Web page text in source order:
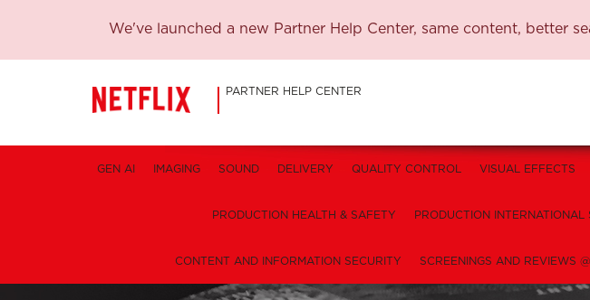
We've launched a new Partner Help Center, same content, better
PARTNER HELP CENTER
GEN AI IMAGING SOUND DELIVERY QUALITY CONTROL VISUAL EFFECTS
PRODUCTION HEALTH & SAFETY PRODUCTION INTERNATIONAL
CONTENT AND INFORMATION SECURITY SCREENINGS AND REVIEWS